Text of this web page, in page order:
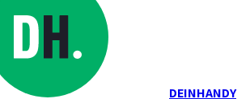
DEINHANDY